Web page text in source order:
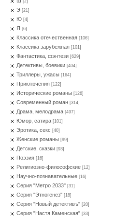
[2]
Э [21]
Ю [4]
Я [6]
Классика отечественная [106]
Классика зарубежная [101]
Фантастика, фэнтези [629]
Детективы, боевики [404]
Триллеры, ужасы [164]
Приключения [122]
Исторические романы [126]
Современный роман [314]
Драма, мелодрама [497]
Юмор, сатира [101]
Эротика, секс [40]
Женские романы [99]
Детские, сказки [93]
Поэзия [16]
Религиозно-философские [12]
Научно-познавательные [16]
Серия "Метро 2033" [31]
Серия "Этногенез" [18]
Серия "Новый детективъ" [20]
Серия "Настя Каменская" [33]